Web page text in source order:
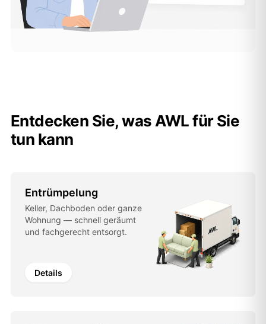
Entdecken Sie, was AWL für Sie
tun kann
Entrümpelung
Keller, Dachboden oder ganze
Wohnung — schnell geräumt
und fachgerecht entsorgt.
Details